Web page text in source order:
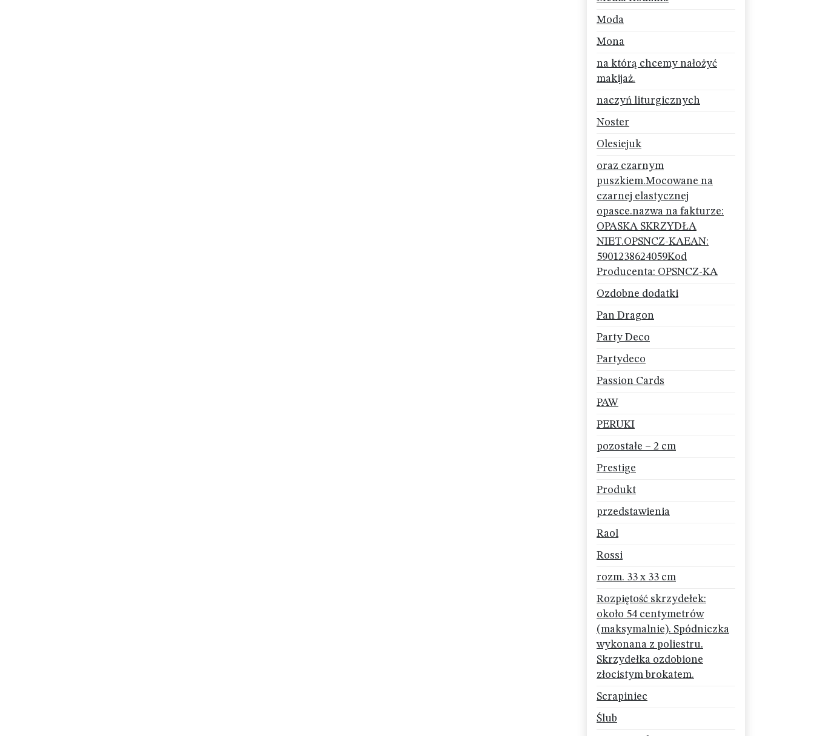
Moda
Mona
na którą chcemy nałożyć
makijaż.
naczyń liturgicznych
Noster
Olesiejuk
oraz czarnym
puszkiem.Mocowane na
czarnej elastycznej
opasce.nazwa na fakturze:
OPASKA SKRZYDŁA
NIET.OPSNCZ-KAEAN:
5901238624059Kod
Producenta: OPSNCZ-KA
Ozdobne dodatki
Pan Dragon
Party Deco
Partydeco
Passion Cards
PAW
PERUKI
pozostałe – 2 cm
Prestige
Produkt
przedstawienia
Raol
Rossi
rozm. 33 x 33 cm
Rozpiętość skrzydełek:
około 54 centymetrów
(maksymalnie). Spódniczka
wykonana z poliestru.
Skrzydełka ozdobione
złocistym brokatem.
Scrapiniec
Ślub